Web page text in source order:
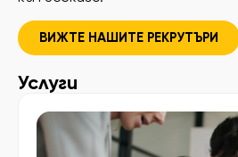
ВИЖТЕ НАШИТЕ РЕКРУТЪРИ
Услуги